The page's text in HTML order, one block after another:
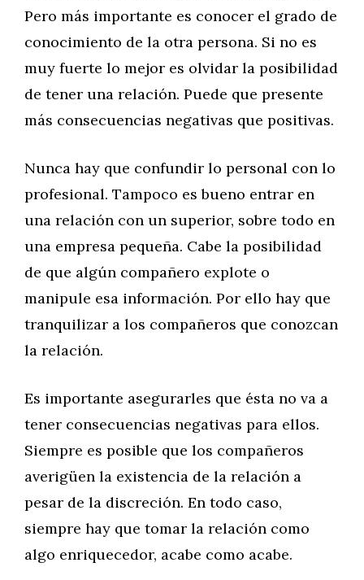
Pero más importante es conocer el grado de
conocimiento de la otra persona. Si no es
muy fuerte lo mejor es olvidar la posibilidad
de tener una relación. Puede que presente
más consecuencias negativas que positivas.
Nunca hay que confundir lo personal con lo
profesional. Tampoco es bueno entrar en
una relación con un superior, sobre todo en
una empresa pequeña. Cabe la posibilidad
de que algún compañero explote o
manipule esa información. Por ello hay que
tranquilizar a los compañeros que conozcan
la relación.
Es importante asegurarles que ésta no va a
tener consecuencias negativas para ellos.
Siempre es posible que los compañeros
averigüen la existencia de la relación a
pesar de la discreción. En todo caso,
siempre hay que tomar la relación como
algo enriquecedor, acabe como acabe.